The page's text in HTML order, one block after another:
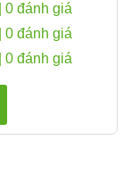
| 0 đánh giá
| 0 đánh giá
| 0 đánh giá